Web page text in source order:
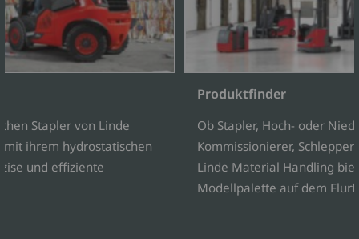
Stapler von Linde
ihrem hydrostatischen
und effiziente
Produktfinder
Ob Stapler, Hoch- oder
Kommissionierer,
Linde Material Handling
Modellpalette auf dem